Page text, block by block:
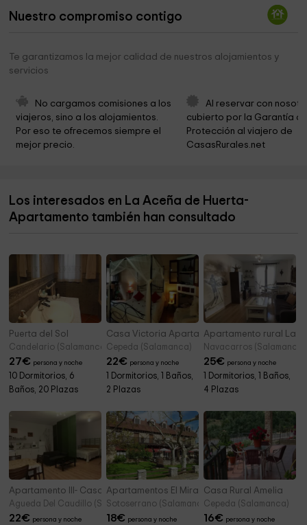
Ruinas De Un Pueblo 10,1 km
Cementerio Municipal de Gomecello 10,7 km
Ayuntamiento De Gomecello 10,9 km
11,0 km
Cementerio
Nuestro compromiso contigo
Te garantizamos la mejor calidad de nuestros alojamientos y
servicios
No cargamos comisiones a los
viajeros, sino a los alojamientos.
Por eso te ofrecemos siempre el
mejor precio.
Al reservar con
cubierto por la Garantía
Protección al viajero de
CasasRurales.net
Los interesados en La Aceña de Huerta-
Apartamento también han consultado
Puerta del Sol
Candelario (Salamanca)
27€ persona y noche
10 Dormitorios, 6
Baños, 20 Plazas
Casa Victoria Apartamento
Cepeda (Salamanca)
22€ persona y noche
1 Dormitorios, 1 Baños,
2 Plazas
Apartamento rural La
Navacarros (Salamanca)
25€ persona y noche
1 Dormitorios, 1 Baños,
4 Plazas
Apartamento III- Casas Víctor
Agueda Del Caudillo (Salamanca)
22€ persona y noche
Apartamentos El Mirador Del Soto
Sotoserrano (Salamanca)
18€ persona y noche
Casa Rural Amelia
Cepeda (Salamanca)
16€ persona y noche